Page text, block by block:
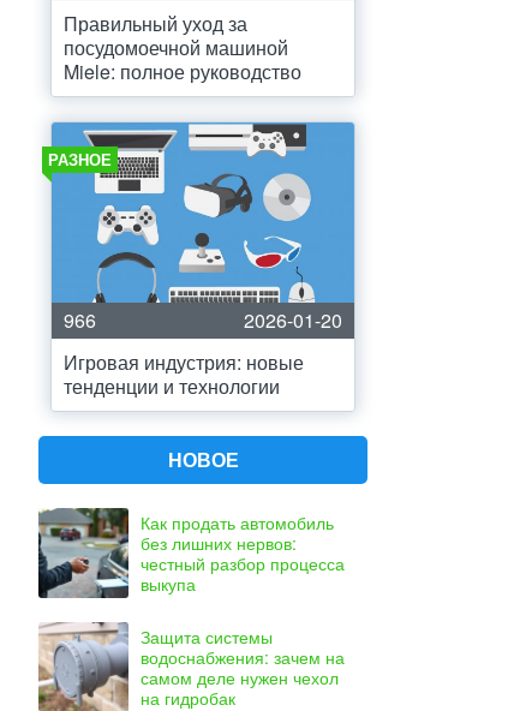
Правильный уход за
посудомоечной машиной
Miele: полное руководство
РАЗНОЕ
966
2026-01-20
Игровая индустрия: новые
тенденции и технологии
НОВОЕ
Как продать автомобиль
без лишних нервов:
честный разбор процесса
выкупа
Защита системы
водоснабжения: зачем на
самом деле нужен чехол
на гидробак